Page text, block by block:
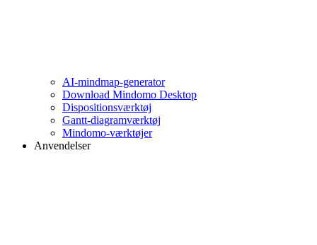
AI-mindmap-generator
Download Mindomo Desktop
Dispositionsværktøj
Gantt-diagramværktøj
Mindomo-værktøjer
Anvendelser